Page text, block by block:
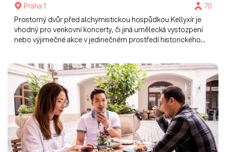
Praha 1
70
Prostorný dvůr před alchymistickou hospůdkou Kellyxír je
vhodný pro venkovní koncerty, či jiná umělecká vystozpení
nebo výjimečné akce v jedinečném prostředí historického